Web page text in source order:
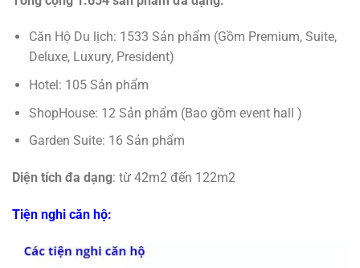
Căn Hộ Du lịch: 1533 Sản phẩm (Gồm Premium, Suite,
Deluxe, Luxury, President)
Hotel: 105 Sản phẩm
ShopHouse: 12 Sản phẩm (Bao gồm event hall )
Garden Suite: 16 Sản phẩm
Diện tích đa dạng: từ 42m2 đến 122m2
Tiện nghi căn hộ: